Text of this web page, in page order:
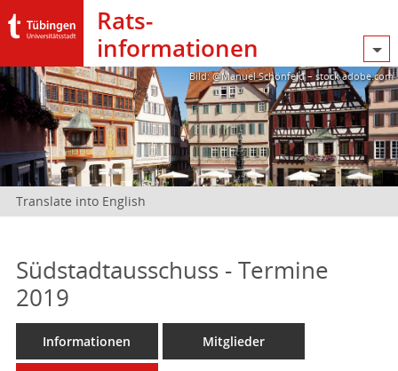
Rats­
informationen
Bild: @Manuel Schönfeld – stock.adobe.com
Translate into English
Südstadtausschuss - Termine
2019
Informationen Mitglieder